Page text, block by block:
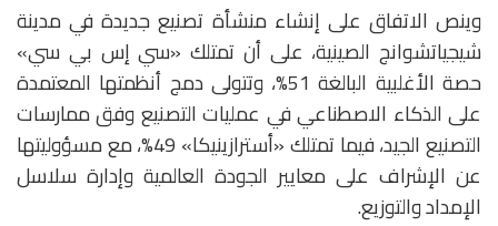
وينص الاتفاق على إنشاء منشأة تصنيع جديدة في مدينة
شيجياتشوانج الصينية، على أن تمتلك «سي إس بي سي»
حصة الأغلبية البالغة 51%، وتتولى دمج أنظمتها المعتمدة
على الذكاء الاصطناعي في عمليات التصنيع وفق ممارسات
التصنيع الجيد، فيما تمتلك «أسترازينيكا» 49%، مع مسؤوليتها
عن الإشراف على معايير الجودة العالمية وإدارة سلاسل
الإمداد والتوزيع.